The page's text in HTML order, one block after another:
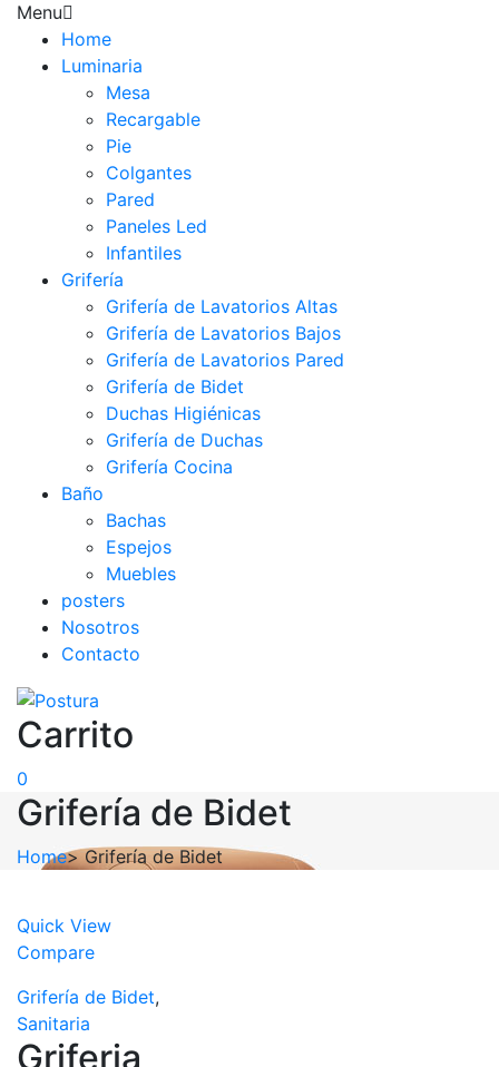
Menu
Home
Luminaria
Mesa
Recargable
Pie
Colgantes
Pared
Paneles Led
Infantiles
Grifería
Grifería de Lavatorios Altas
Grifería de Lavatorios Bajos
Grifería de Lavatorios Pared
Grifería de Bidet
Duchas Higiénicas
Grifería de Duchas
Grifería Cocina
Baño
Bachas
Espejos
Muebles
posters
Nosotros
Contacto
Carrito
0
Grifería de Bidet
Home>Grifería de Bidet
Quick View
Compare
Grifería de Bidet,
Sanitaria
Griferia